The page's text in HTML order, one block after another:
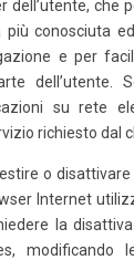
che
conosciuta ed
e per
dell’utente.
su rete
richiesto dal
o disattivare
Internet
la
modificando